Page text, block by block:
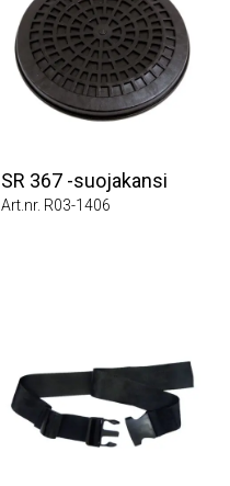
SR 367 -suojakansi
Art.nr. R03-1406